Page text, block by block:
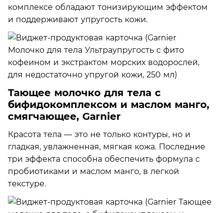
комплексе обладают тонизирующим эффектом
и поддерживают упругость кожи.
Тающее молочко для тела с
бифидокомплексом и маслом манго,
смягчающее, Garnier
Красота тела — это не только контуры, но и
гладкая, увлажненная, мягкая кожа. Последние
три эффекта способна обеспечить формула с
пробиотиками и маслом манго, в легкой
текстуре.